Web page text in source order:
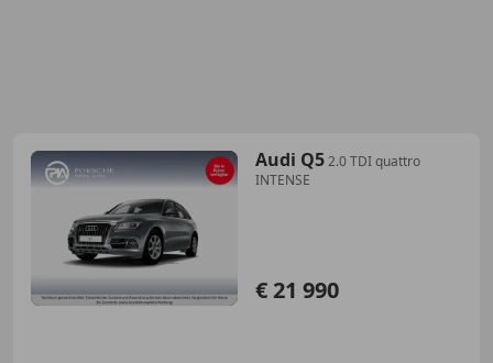
Audi Q52.0 TDI quattro
INTENSE
€ 21 990